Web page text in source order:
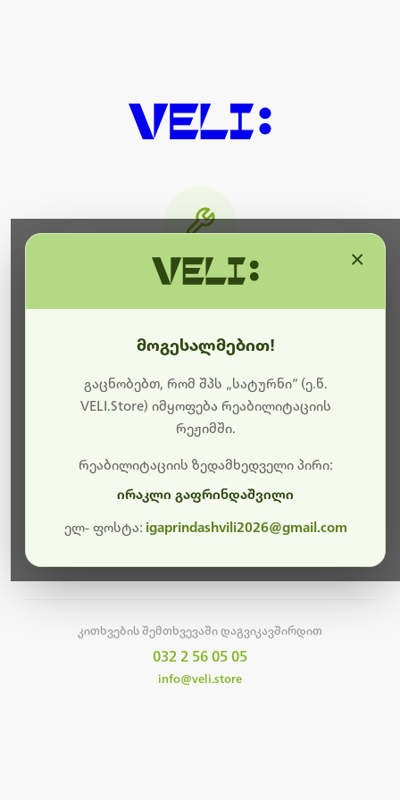
ბოდიშს გიხდით შეფერხებისთვის. ამჟამად
მიმდინარეობს საიტის განახლება და ტექნიკური
სამუშაოები.
მალე ისევ ხელმისაწვდომი იქნება. გმადლობთ
კითხვების შემთხვევაში დაგვიკავშირდით
032 2 56 05 05
info@veli.store
მოგესალმებით!
გაცნობებთ, რომ შპს „სატურნი“ (ე.წ.
VELI.Store) იმყოფება რეაბილიტაციის
რეჟიმში.
რეაბილიტაციის ზედამხედველი პირი:
ირაკლი გაფრინდაშვილი
ელ- ფოსტა: igaprindashvili2026@gmail.com
×